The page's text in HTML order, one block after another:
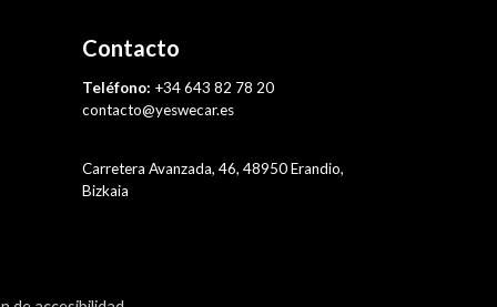
Contacto
Teléfono: +34 643 82 78 20
contacto@yeswecar.es
Carretera Avanzada, 46, 48950 Erandio,
Bizkaia